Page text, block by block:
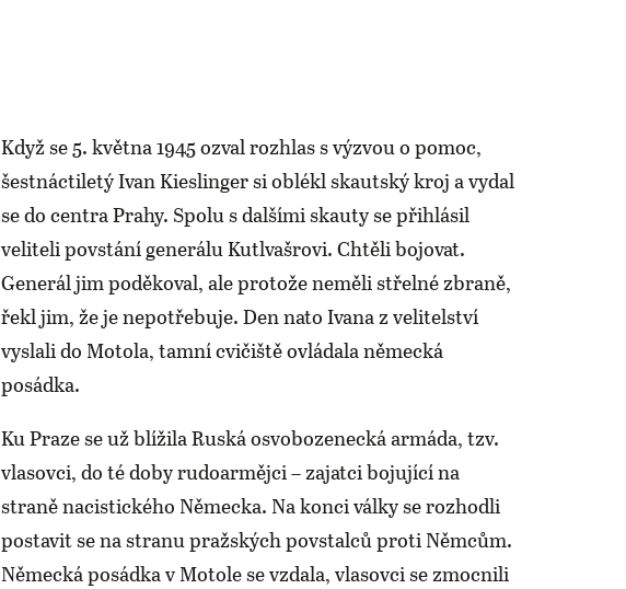
Když se 5. května 1945 ozval rozhlas s výzvou o pomoc,
šestnáctiletý Ivan Kieslinger si oblékl skautský kroj a vydal
se do centra Prahy. Spolu s dalšími skauty se přihlásil
veliteli povstání generálu Kutlvašrovi. Chtěli bojovat.
Generál jim poděkoval, ale protože neměli střelné zbraně,
řekl jim, že je nepotřebuje. Den nato Ivana z velitelství
vyslali do Motola, tamní cvičiště ovládala německá
posádka.
Ku Praze se už blížila Ruská osvobozenecká armáda, tzv.
vlasovci, do té doby rudoarmějci – zajatci bojující na
straně nacistického Německa. Na konci války se rozhodli
postavit se na stranu pražských povstalců proti Němcům.
Německá posádka v Motole se vzdala, vlasovci se zmocnili